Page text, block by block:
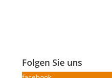
Folgen Sie uns